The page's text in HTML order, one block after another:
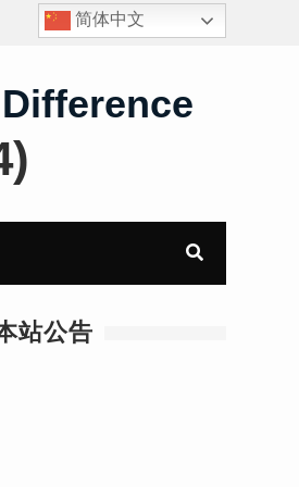
案”任建平在永川监狱度过其62
简体中文
站公告